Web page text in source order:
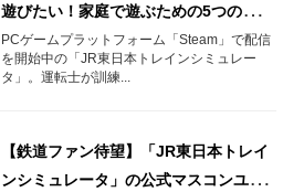
遊びたい！家庭で遊ぶための5つの
STEP
PCゲームプラットフォーム「Steam」で配信
を開始中の「JR東日本トレインシミュレー
タ」。運転士が訓練...
【鉄道ファン待望】「JR東日本トレイ
ンシミュレータ」の公式マスコンユニ